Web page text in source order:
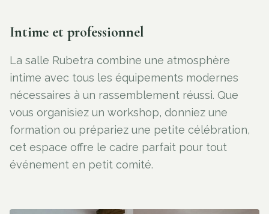
Intime et professionnel
La salle Rubetra combine une atmosphère
intime avec tous les équipements modernes
nécessaires à un rassemblement réussi. Que
vous organisiez un workshop, donniez une
formation ou prépariez une petite célébration,
cet espace offre le cadre parfait pour tout
événement en petit comité.